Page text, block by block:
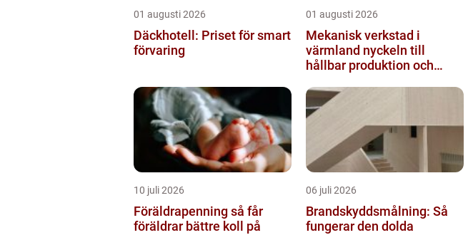
01 augusti 2026
Däckhotell: Priset för smart
förvaring
01 augusti 2026
Mekanisk verkstad i
värmland nyckeln till
hållbar produktion och
10 juli 2026
Föräldrapenning så får
föräldrar bättre koll på
06 juli 2026
Brandskyddsmålning: Så
fungerar den dolda